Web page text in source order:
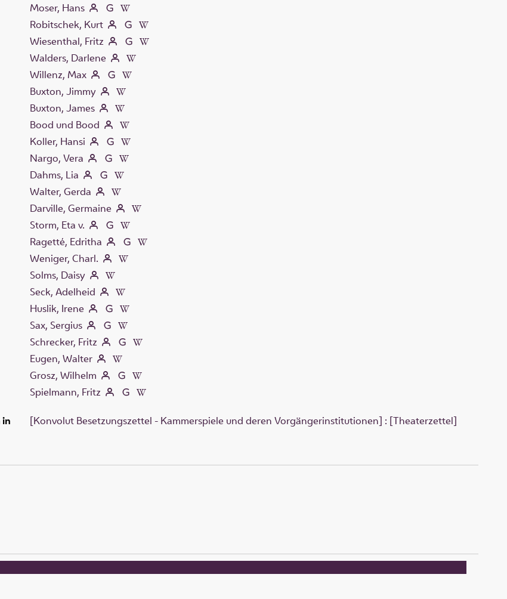
in [Konvolut Besetzungszettel - Kammerspiele und deren Vorgängerinstitutionen] : [Theaterzettel]
Moser, Hans
Robitschek, Kurt
Wiesenthal, Fritz
Walders, Darlene
Willenz, Max
Buxton, Jimmy
Buxton, James
Bood und Bood
Koller, Hansi
Nargo, Vera
Dahms, Lia
Walter, Gerda
Darville, Germaine
Storm, Eta v.
Ragetté, Edritha
Weniger, Charl.
Solms, Daisy
Seck, Adelheid
Huslik, Irene
Sax, Sergius
Schrecker, Fritz
Eugen, Walter
Grosz, Wilhelm
Spielmann, Fritz